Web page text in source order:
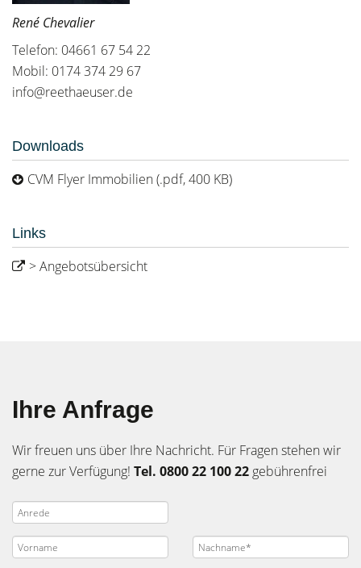
René Chevalier
Telefon: 04661 67 54 22
Mobil: 0174 374 29 67
info@reethaeuser.de
Downloads
CVM Flyer Immobilien (.pdf, 400 KB)
Links
> Angebotsübersicht
Ihre Anfrage
Wir freuen uns über Ihre Nachricht. Für Fragen stehen wir
gerne zur Verfügung! Tel. 0800 22 100 22 gebührenfrei